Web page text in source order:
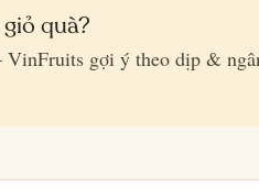
quà?
gợi ý theo dịp &